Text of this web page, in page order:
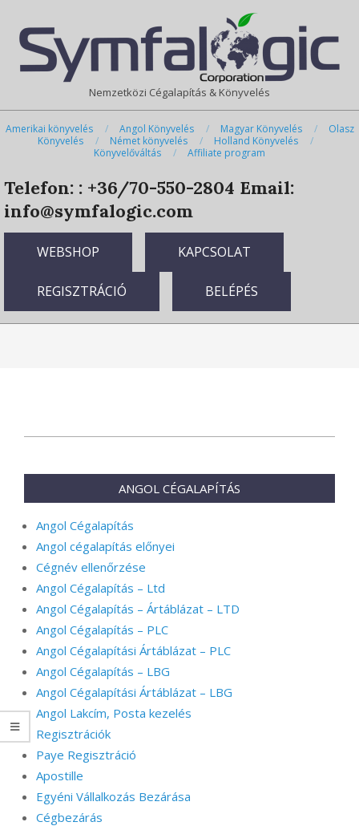
content
Navigation
Menu
Nemzetközi Cégalapítás & Könyvelés
Amerikai könyvelés Angol Könyvelés Magyar Könyvelés
Olasz
Könyvelés
Német könyvelés
Holland Könyvelés
Könyvelőváltás
Affiliate program
Telefon: : +36/70-550-2804 Email:
info@symfalogic.com
WEBSHOP KAPCSOLAT
REGISZTRÁCIÓ BELÉPÉS
ANGOL CÉGALAPÍTÁS
Angol Cégalapítás
Angol cégalapítás előnyei
Cégnév ellenőrzése
Angol Cégalapítás – Ltd
Angol Cégalapítás – Ártáblázat – LTD
Angol Cégalapítás – PLC
Angol Cégalapítási Ártáblázat – PLC
Angol Cégalapítás – LBG
Angol Cégalapítási Ártáblázat – LBG
Angol Lakcím, Posta kezelés
Regisztrációk
Paye Regisztráció
Apostille
Egyéni Vállalkozás Bezárása
Cégbezárás